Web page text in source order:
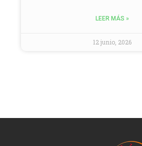
LEER MÁS »
12 junio, 2026